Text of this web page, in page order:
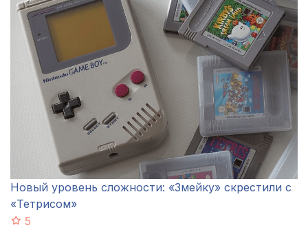
Новый уровень сложности: «Змейку» скрестили с
«Тетрисом»
5